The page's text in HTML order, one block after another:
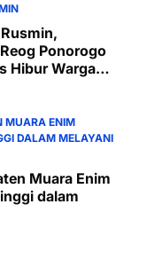
Ponorogo
Hibur Warga
MUARA ENIM
DALAM MELAYANI
Muara Enim
dalam